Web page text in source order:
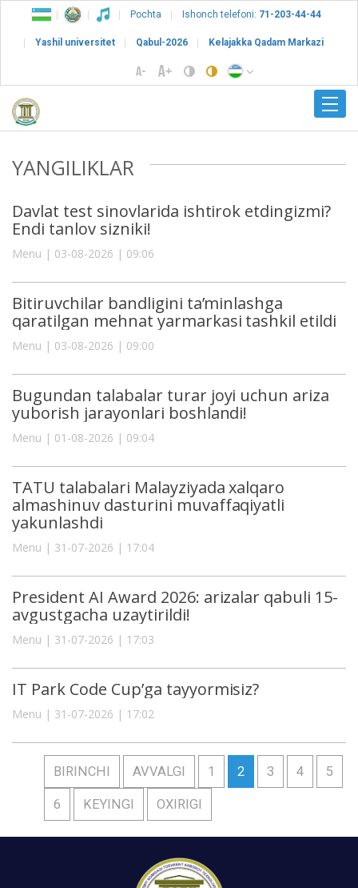
Pochta Ishonch telefoni: 71-203-44-44
Yashil universitet Qabul-2026 Kelajakka Qadam Markazi
YANGILIKLAR
Davlat test sinovlarida ishtirok etdingizmi?
Endi tanlov sizniki!
Menu | 03-08-2026 | 09:06
Bitiruvchilar bandligini ta’minlashga
qaratilgan mehnat yarmarkasi tashkil etildi
Menu | 03-08-2026 | 09:00
Bugundan talabalar turar joyi uchun ariza
yuborish jarayonlari boshlandi!
Menu | 01-08-2026 | 09:04
TATU talabalari Malayziyada xalqaro
almashinuv dasturini muvaffaqiyatli
yakunlashdi
Menu | 31-07-2026 | 17:04
President AI Award 2026: arizalar qabuli 15-
avgustgacha uzaytirildi!
Menu | 31-07-2026 | 17:03
IT Park Code Cup’ga tayyormisiz?
Menu | 31-07-2026 | 17:02
BIRINCHI AVVALGI 1 2 3 4 5
6 KEYINGI OXIRIGI